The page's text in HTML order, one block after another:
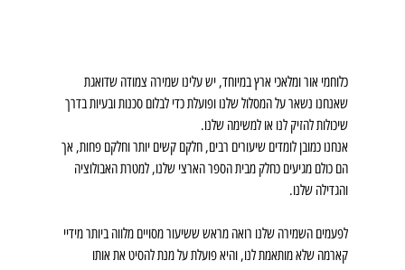
כלוחמי אור ומלאכי ארץ במיוחד, יש עלינו שמירה צמודה שדואגת
שאנחנו נשאר על המסלול שלנו ופועלת כדי לבלום סכנות ובעיות בדרך
שיכולות להזיק לנו או למשימה שלנו.
אנחנו כמובן לומדים שיעורים רבים, חלקם קשים יותר וחלקם פחות, אך
הם כולם מגיעים כחלק מבית הספר הארצי שלנו, למטרת האבולוציה
והגדילה שלנו.
לפעמים השמירה שלנו רואה מראש ששיעור מסויים מלווה ביותר מידיי
קארמה שלא מותאמת לנו, והיא פועלת על מנת להסיט את אותו